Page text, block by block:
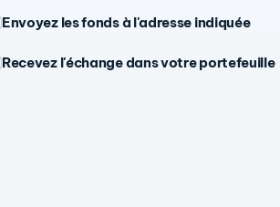
Envoyez les fonds à l'adresse indiquée
Recevez l'échange dans votre portefeuille